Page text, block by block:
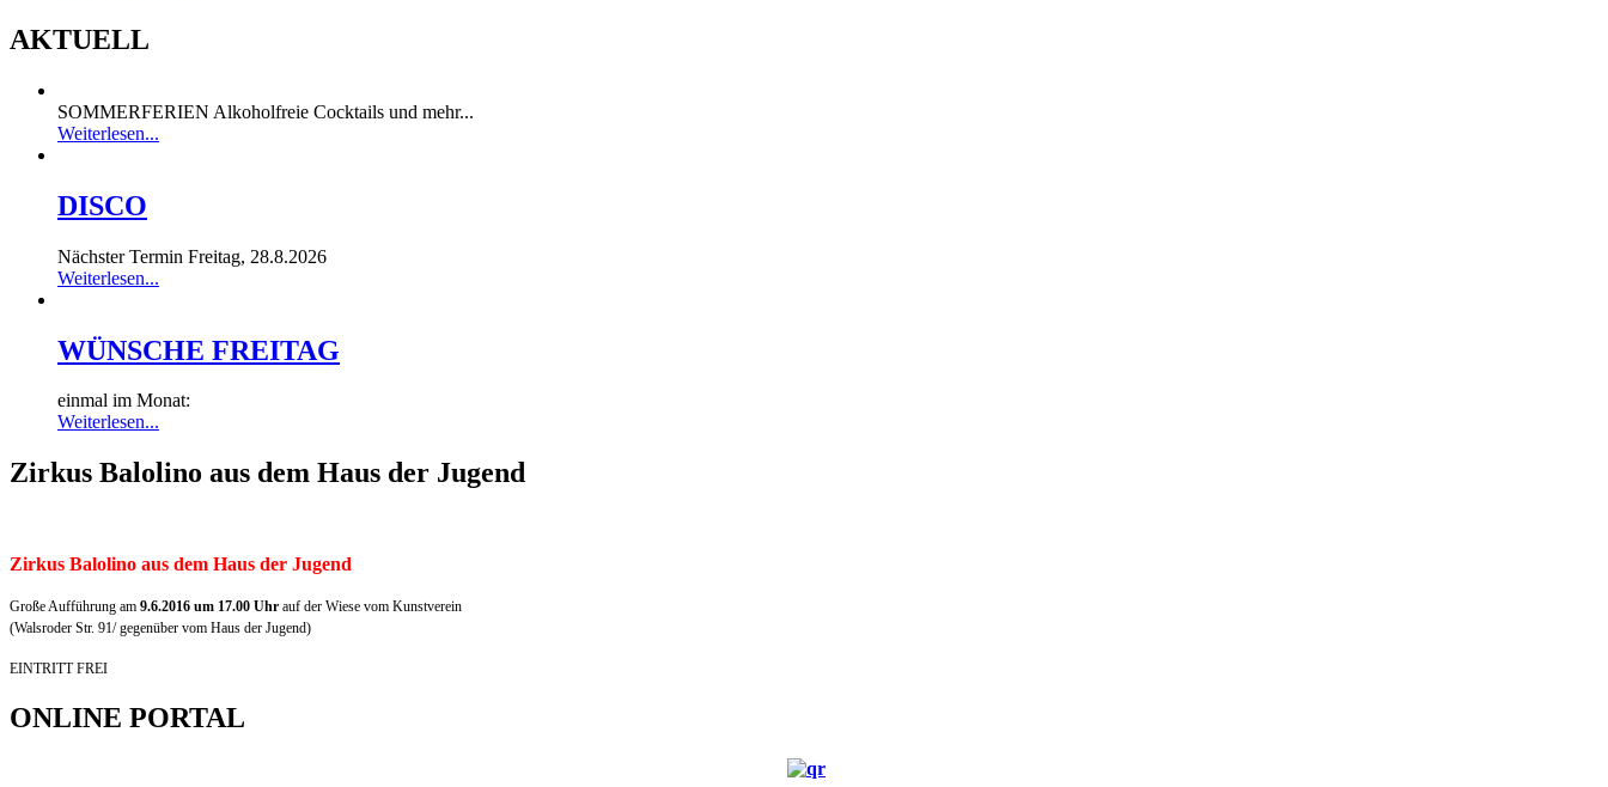
AKTUELL
SOMMERFERIEN Alkoholfreie Cocktails und mehr...
Weiterlesen...
DISCO
Nächster Termin Freitag, 28.8.2026
Weiterlesen...
WÜNSCHE FREITAG
einmal im Monat:
Weiterlesen...
Zirkus Balolino aus dem Haus der Jugend
Zirkus Balolino aus dem Haus der Jugend
Große Aufführung am 9.6.2016 um 17.00 Uhr auf der Wiese vom Kunstverein
(Walsroder Str. 91/ gegenüber vom Haus der Jugend)
EINTRITT FREI
ONLINE PORTAL